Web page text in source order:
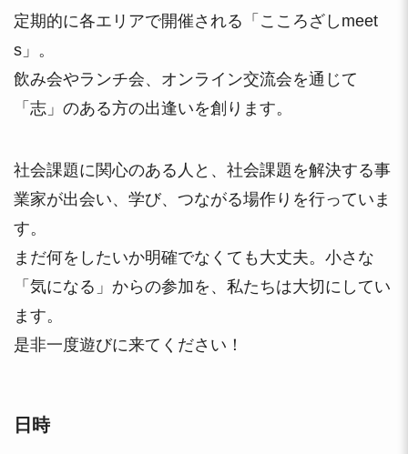
定期的に各エリアで開催される「こころざしmeet
s」。
飲み会やランチ会、オンライン交流会を通じて
「志」のある方の出逢いを創ります。
社会課題に関心のある人と、社会課題を解決する事
業家が出会い、学び、つながる場作りを行っていま
す。
まだ何をしたいか明確でなくても大丈夫。小さな
「気になる」からの参加を、私たちは大切にしてい
ます。
是非一度遊びに来てください！
日時